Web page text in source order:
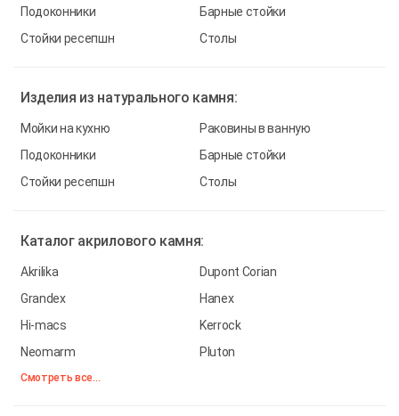
Подоконники
Барные стойки
Стойки ресепшн
Столы
Изделия из натурального камня:
Мойки на кухню
Раковины в ванную
Подоконники
Барные стойки
Стойки ресепшн
Столы
Каталог акрилового камня:
Akrilika
Dupont Corian
Grandex
Hanex
Hi-macs
Kerrock
Neomarm
Pluton
Смотреть все...